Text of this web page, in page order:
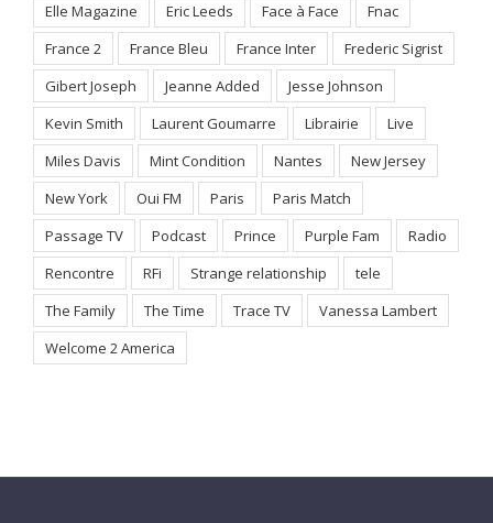
Elle Magazine
Eric Leeds Face à Face
Fnac
France 2
France Bleu France Inter
Frederic Sigrist
Gibert Joseph
Jeanne Added
Jesse Johnson
Kevin Smith
Laurent Goumarre Librairie
Live
Miles Davis
Mint Condition Nantes
New Jersey
New York
Oui FM Paris
Paris Match
Passage TV
Podcast Prince Purple Fam
Radio
Rencontre
RFi Strange relationship
tele
The Family
The Time Trace TV
Vanessa Lambert
Welcome 2 America